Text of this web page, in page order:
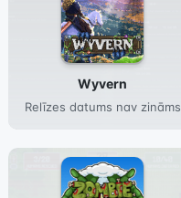
Wyvern
Relīzes datums nav zināms